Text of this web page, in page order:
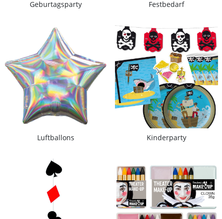
Geburtagsparty Festbedarf
Luftballons Kinderparty